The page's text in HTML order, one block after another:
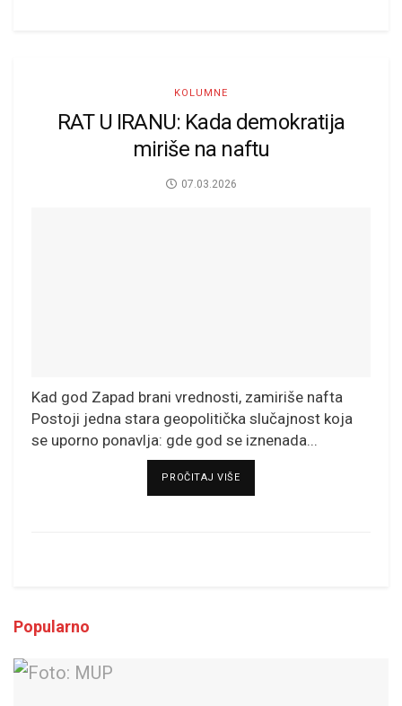
KOLUMNE
RAT U IRANU: Kada demokratija
miriše na naftu
07.03.2026
Kad god Zapad brani vrednosti, zamiriše nafta
Postoji jedna stara geopolitička slučajnost koja
se uporno ponavlja: gde god se iznenada...
PROČITAJ VIŠEDETAILS
Popularno